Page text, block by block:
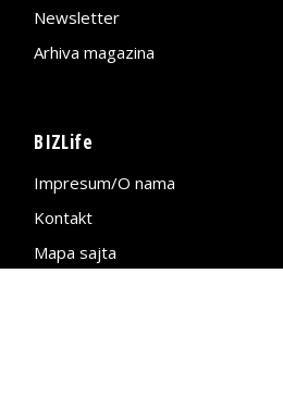
Newsletter
Arhiva magazina
BIZLife
Impresum/O nama
Kontakt
Mapa sajta